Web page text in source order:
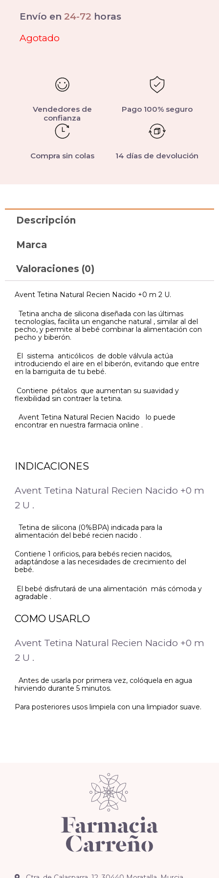
Envío en 24-72 horas
Agotado
Vendedores de
confianza
Pago 100% seguro
Compra sin colas 14 días de devolución
Descripción
Marca
Valoraciones (0)
Avent Tetina Natural Recien Nacido +0 m 2 U.
Tetina ancha de silicona diseñada con las últimas
tecnologías, facilita un enganche natural , similar al del
pecho, y permite al bebé combinar la alimentación con
pecho y biberón.
El sistema anticólicos de doble válvula actúa
introduciendo el aire en el biberón, evitando que entre
en la barriguita de tu bebé.
Contiene pétalos que aumentan su suavidad y
flexibilidad sin contraer la tetina.
Avent Tetina Natural Recien Nacido lo puede
encontrar en nuestra farmacia online .
INDICACIONES
Avent Tetina Natural Recien Nacido +0 m
2 U .
Tetina de silicona (0%BPA) indicada para la
alimentación del bebé recien nacido .
Contiene 1 orificios, para bebés recien nacidos,
adaptándose a las necesidades de crecimiento del
bebé.
El bebé disfrutará de una alimentación más cómoda y
agradable .
COMO USARLO
Avent Tetina Natural Recien Nacido +0 m
2 U .
Antes de usarla por primera vez, colóquela en agua
hirviendo durante 5 minutos.
Para posteriores usos limpiela con una limpiador suave.